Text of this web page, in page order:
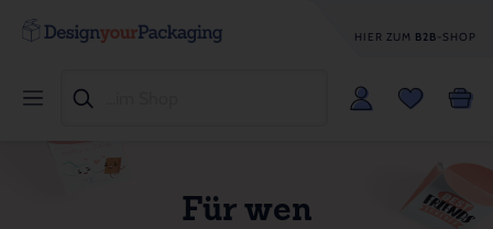
HIER ZUM B2B-SHOP
Für wen